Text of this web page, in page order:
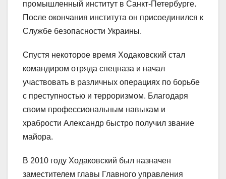
промышленный институт в Санкт-Петербурге.
После окончания института он присоединился к
Службе безопасности Украины.
Спустя некоторое время Ходаковский стал
командиром отряда спецназа и начал
участвовать в различных операциях по борьбе
с преступностью и терроризмом. Благодаря
своим профессиональным навыкам и
храбрости Александр быстро получил звание
майора.
В 2010 году Ходаковский был назначен
заместителем главы Главного управления